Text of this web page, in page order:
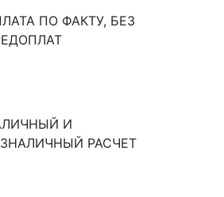
ПО ФАКТУ, БЕЗ
И
РАСЧЕТ